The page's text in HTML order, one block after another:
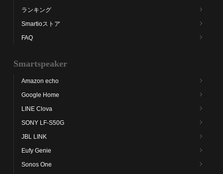
ランキング
Smartioストア
FAQ
Smartspeaker
Amazon echo
Google Home
LINE Clova
SONY LF-S50G
JBL LINK
Eufy Genie
Sonos One